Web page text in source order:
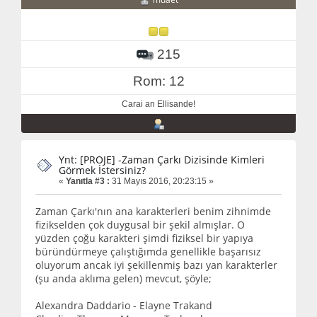
215
Rom: 12
Carai an Ellisande!
Ynt: [PROJE] -Zaman Çarkı Dizisinde Kimleri
Görmek İstersiniz?
« Yanıtla #3 : 31 Mayıs 2016, 20:23:15 »
Zaman Çarkı'nın ana karakterleri benim zihnimde
fizikselden çok duygusal bir şekil almışlar. O
yüzden çoğu karakteri şimdi fiziksel bir yapıya
büründürmeye çalıştığımda genellikle başarısız
oluyorum ancak iyi şekillenmiş bazı yan karakterler
(şu anda aklıma gelen) mevcut, şöyle;
Alexandra Daddario - Elayne Trakand